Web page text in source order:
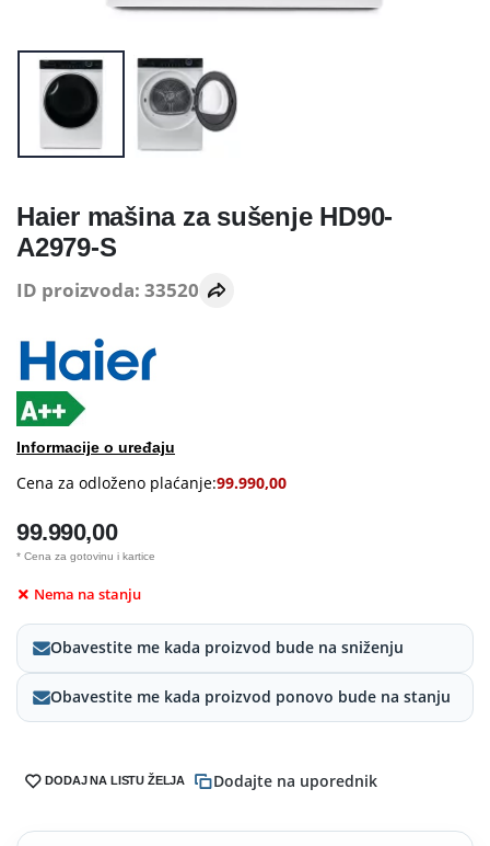
Haier mašina za sušenje HD90-
A2979-S
ID proizvoda: 33520
Informacije o uređaju
Cena za odloženo plaćanje:99.990,00
99.990,00
* Cena za gotovinu i kartice
Nema na stanju
Obavestite me kada proizvod bude na sniženju
Obavestite me kada proizvod ponovo bude na stanju
DODAJ NA LISTU ŽELJA Dodajte na uporednik